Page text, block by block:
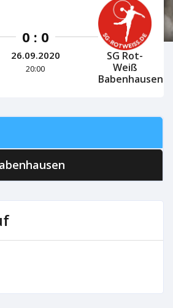
0 : 0
26.09.2020
20:00
SG Rot-
Weiß
Babenhausen